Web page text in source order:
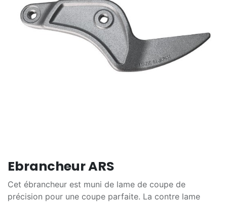
Ebrancheur ARS
Cet ébrancheur est muni de lame de coupe de
précision pour une coupe parfaite. La contre lame